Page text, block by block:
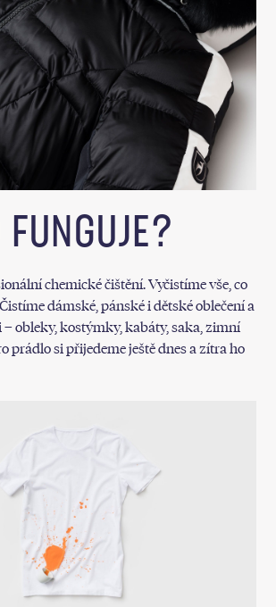
chemické čištění. Vyčistíme vše, co
dámské, pánské i dětské oblečení a
– obleky, kostýmky, kabáty, saka, zimní
prádlo si přijedeme ještě dnes a zítra ho